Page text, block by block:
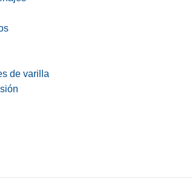
de varilla